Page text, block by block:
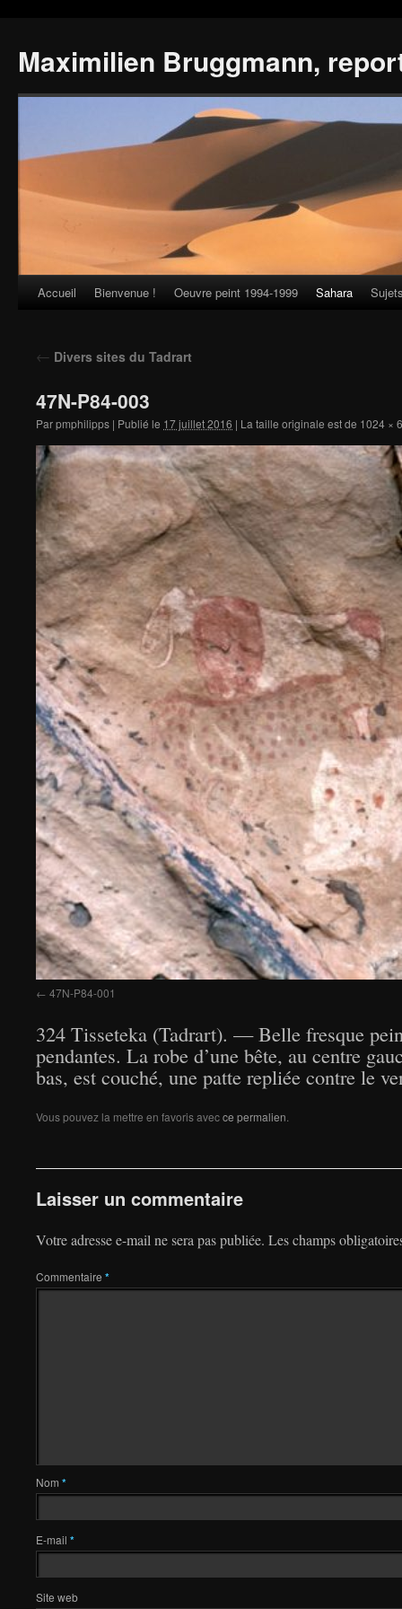
Maximilien Bruggmann,
Skip
content
Accueil Bienvenue ! Oeuvre peint 1994-1999 Sahara
← Divers sites du Tadrart
47N-P84-003
Parpmphilipps | Publié le 17 juillet 2016 | La taille originale est de 1024 ×
47N-P84-001
324 Tisseteka (Tadrart). — Belle fresque
pendantes. La robe d’une bête, au centre
bas, est couché, une patte repliée contre le
Vous pouvez la mettre en favoris avecce permalien.
Laisser un commentaire
Votre adresse e-mail ne sera pas publiée. Les champs
Commentaire *
Nom *
E-mail *
Site web